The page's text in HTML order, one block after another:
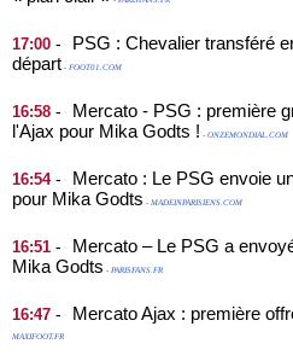
17:00 -
PSG : Chevalier transféré
départ - FOOT01.COM
16:58 -
Mercato - PSG : première
l'Ajax pour Mika Godts ! - ONZEMONDIAL.COM
16:54-
Mercato : Le PSG envoie
pour Mika Godts - MADEINPARISIENS.COM
16:51 -
Mercato – Le PSG a
Mika Godts - PARISFANS.FR
16:47 - Mercato Ajax : première
MAXIFOOT.FR